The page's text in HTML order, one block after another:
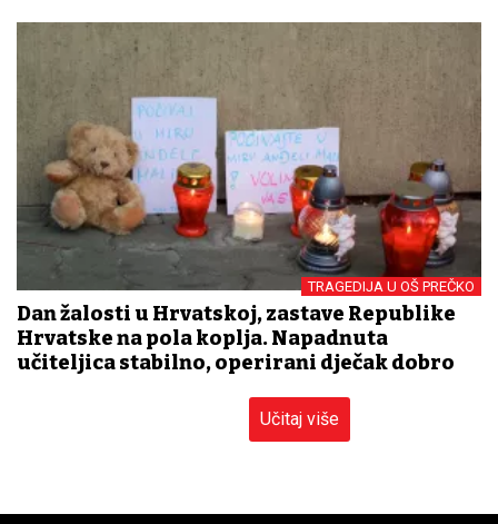
TRAGEDIJA U OŠ PREČKO
Dan žalosti u Hrvatskoj, zastave Republike
Hrvatske na pola koplja. Napadnuta
učiteljica stabilno, operirani dječak dobro
Učitaj više